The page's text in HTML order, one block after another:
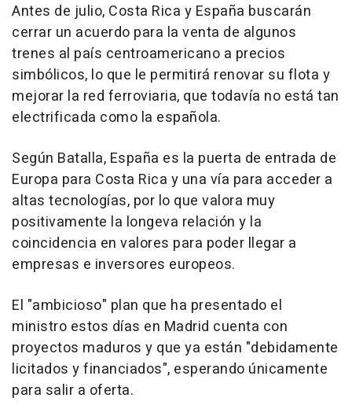
Antes de julio, Costa Rica y España buscarán
cerrar un acuerdo para la venta de algunos
trenes al país centroamericano a precios
simbólicos, lo que le permitirá renovar su flota y
mejorar la red ferroviaria, que todavía no está tan
electrificada como la española.
Según Batalla, España es la puerta de entrada de
Europa para Costa Rica y una vía para acceder a
altas tecnologías, por lo que valora muy
positivamente la longeva relación y la
coincidencia en valores para poder llegar a
empresas e inversores europeos.
El "ambicioso" plan que ha presentado el
ministro estos días en Madrid cuenta con
proyectos maduros y que ya están "debidamente
licitados y financiados", esperando únicamente
para salir a oferta.